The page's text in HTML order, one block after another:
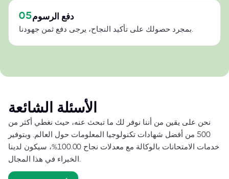
05دفع الرسوم
بمجرد حصولك على تأكيد النجاح، يرجى دفع ثمن جهودنا.
الأسئلة الشائعة
نحن على يقين من أننا نوفر لك ما تبحث عنه، حيث نغطي أكثر من
500 من أفضل شهادات تكنولوجيا المعلومات حول العالم. وبتوفير
خدمات الامتحانات بالوكالة مع معدلات نجاح 100.00%، سيكون لدينا
الخبراء في هذا المجال.